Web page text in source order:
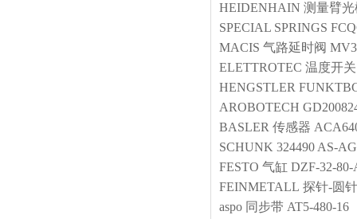
HEIDENHAIN 测量臂
SPECIAL SPRINGS
MACIS 气路延时阀
ELETTROTEC 温度开关
HENGSTLER
AROBOTECH
BASLER 传感器
SCHUNK 324490 AS-
FESTO 气缸 DZF-32-
FEINMETALL 探针-圆针
aspo 同步带 AT5-480-16